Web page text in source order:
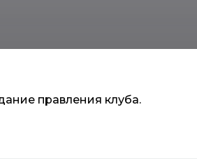
правления клуба.